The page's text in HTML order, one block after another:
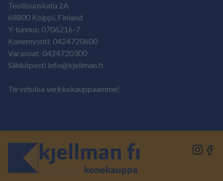
Teollisuuskatu 2A
68800 Kolppi, Finland
Y-tunnus: 0706216-7
Konemyynti: 0424720600
Varaosat: 0424720300
Sähköposti info@kjellman.fi
Tervetuloa verkkokauppaamme!